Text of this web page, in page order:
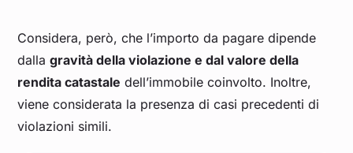
Considera, però, che l’importo da pagare dipende
dallagravità della violazione e dal valore della
rendita catastale dell’immobile coinvolto. Inoltre,
viene considerata la presenza di casi precedenti di
violazioni simili.